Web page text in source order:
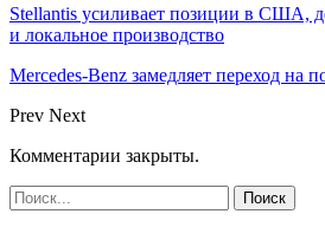
Stellantis усиливает позиции в США,
и локальное производство
Mercedes-Benz замедляет переход на
Prev Next
Комментарии закрыты.